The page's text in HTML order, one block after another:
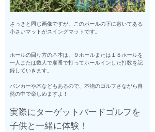
さっきと同じ画像ですが、このボールの下に敷いてある
小さいマットがスイングマットです。
ホールの回り方の基本は、９ホールまたは１８ホールを
一人または数人で順番で打ってホールインした打数を記
録していきます。
バンカーや木などもあるので、本物のゴルフさながら自
然の中で楽しめますよ！
実際にターゲットバードゴルフを
子供と一緒に体験！